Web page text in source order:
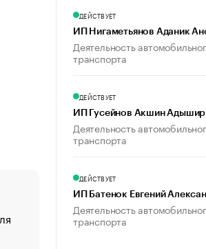
«От спорта тело стареет
создавшей GTA
ДЕЙСТВУЕТ
ИП Нигаметьянов Аданик
Деятельность
транспорта
ДЕЙСТВУЕТ
ИП Гусейнов Акшин
Деятельность
транспорта
ДЕЙСТВУЕТ
ИП Батенок Евгений
Деятельность
транспорта